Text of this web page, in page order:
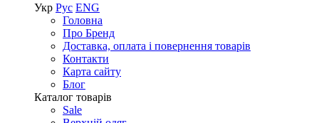
Укр Рус ENG
Головна
Про Бренд
Доставка, оплата і повернення товарів
Контакти
Карта сайту
Блог
Каталог товарів
Sale